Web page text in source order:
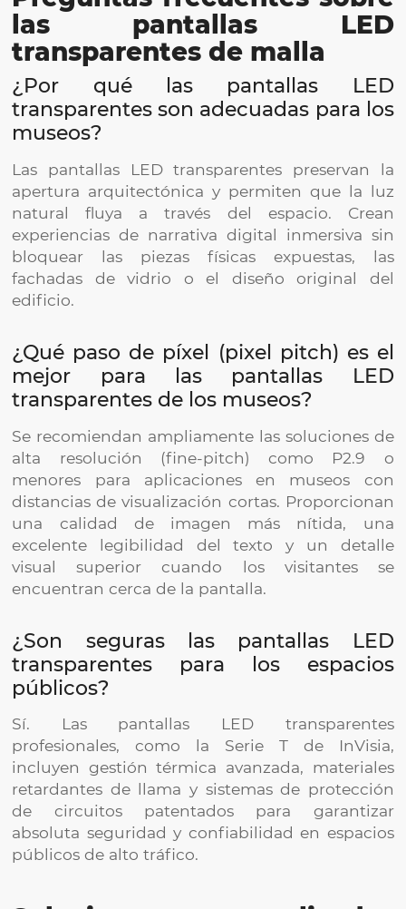
las pantallas LED
transparentes de malla
¿Por qué las pantallas LED
transparentes son adecuadas para los
museos?
Las pantallas LED transparentes preservan la
apertura arquitectónica y permiten que la luz
natural fluya a través del espacio. Crean
experiencias de narrativa digital inmersiva sin
bloquear las piezas físicas expuestas, las
fachadas de vidrio o el diseño original del
edificio.
¿Qué paso de píxel (pixel pitch) es el
mejor para las pantallas LED
transparentes de los museos?
Se recomiendan ampliamente las soluciones de
alta resolución (fine-pitch) como P2.9 o
menores para aplicaciones en museos con
distancias de visualización cortas. Proporcionan
una calidad de imagen más nítida, una
excelente legibilidad del texto y un detalle
visual superior cuando los visitantes se
encuentran cerca de la pantalla.
¿Son seguras las pantallas LED
transparentes para los espacios
públicos?
Sí. Las pantallas LED transparentes
profesionales, como la Serie T de InVisia,
incluyen gestión térmica avanzada, materiales
retardantes de llama y sistemas de protección
de circuitos patentados para garantizar
absoluta seguridad y confiabilidad en espacios
públicos de alto tráfico.